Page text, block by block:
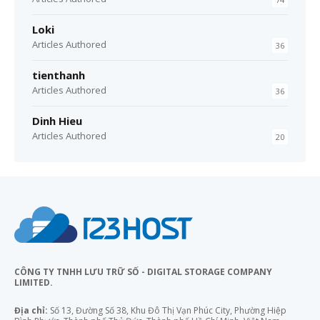
Loki
Articles Authored 36
tienthanh
Articles Authored 36
Dinh Hieu
Articles Authored 20
CÔNG TY TNHH LƯU TRỮ SỐ - DIGITAL STORAGE COMPANY
LIMITED.
Địa chỉ: Số 13, Đường Số 38, Khu Đô Thị Vạn Phúc City, Phường Hiệp